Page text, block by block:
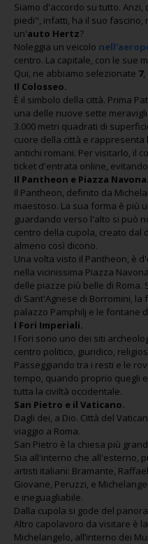
Siamo d'accordo su tutto.
piedi", infatti, ha il suo fascino,
un'auto Hertz?
Noleggia un veicolo
centro. La capitale, con le sue
Qui, ne abbiamo selezionate 7,
Il Colosseo.
È il simbolo della città. Prima
una delle nuove sette
3.000 metri quadrati di
cuore della città e
antichi romani. Per visitarlo, il
ticket d'entrata online,
Il Pantheon e Piazza Navona.
Il Pantheon, definito da
maestoso. La sua forma è più
guardando verso l'alto si può
centro della cupola, creato dal
almeno così dicono.
Una volta visto il Pantheon, è
nella vicinissima Piazza
delle piazze più belle di Roma.
di Sant'Agnese di Borromini, la
palazzo Pamphilj e le fontane
I Fori Imperiali.
I Fori sono uno dei siti
centro politico, giuridico,
Passeggiando tra i resti e le
tempo, quando proprio quegli
tutta la civiltà occidentale.
San Pietro e il Vaticano.
Dagli dei, a Dio. Città del
viaggio a Roma.
San Pietro è la chiesa più
Sia all'interno che all'esterno,
artisti italiani: Bramante,
Giovane, Peruzzi, e
e ineguagliabile.
Dalla cupola si gode del
Altro capolavoro da visitare è
Michelangelo, all’interno dei